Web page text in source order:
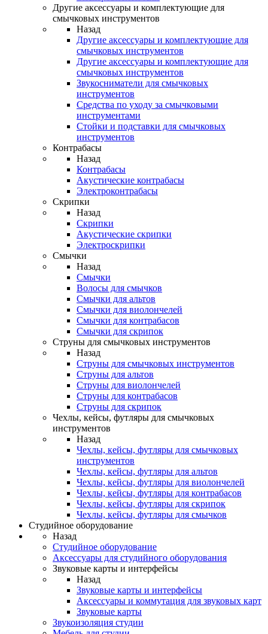
Другие аксессуары и комплектующие для
смычковых инструментов
Назад
Другие аксессуары и комплектующие для
смычковых инструментов
Другие аксессуары и комплектующие для
смычковых инструментов
Звукосниматели для смычковых
инструментов
Средства по уходу за смычковыми
инструментами
Стойки и подставки для смычковых
инструментов
Контрабасы
Назад
Контрабасы
Акустические контрабасы
Электроконтрабасы
Скрипки
Назад
Скрипки
Акустические скрипки
Электроскрипки
Смычки
Назад
Смычки
Волосы для смычков
Смычки для альтов
Смычки для виолончелей
Смычки для контрабасов
Смычки для скрипок
Струны для смычковых инструментов
Назад
Струны для смычковых инструментов
Струны для альтов
Струны для виолончелей
Струны для контрабасов
Струны для скрипок
Чехлы, кейсы, футляры для смычковых
инструментов
Назад
Чехлы, кейсы, футляры для смычковых
инструментов
Чехлы, кейсы, футляры для альтов
Чехлы, кейсы, футляры для виолончелей
Чехлы, кейсы, футляры для контрабасов
Чехлы, кейсы, футляры для скрипок
Чехлы, кейсы, футляры для смычков
Студийное оборудование
Назад
Студийное оборудование
Аксессуары для студийного оборудования
Звуковые карты и интерфейсы
Назад
Звуковые карты и интерфейсы
Аксессуары и коммутация для звуковых карт
Звуковые карты
Звукоизоляция студии